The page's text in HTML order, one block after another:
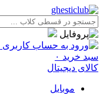
سبد خرید ۰
کالای دیجیتال
موبایل